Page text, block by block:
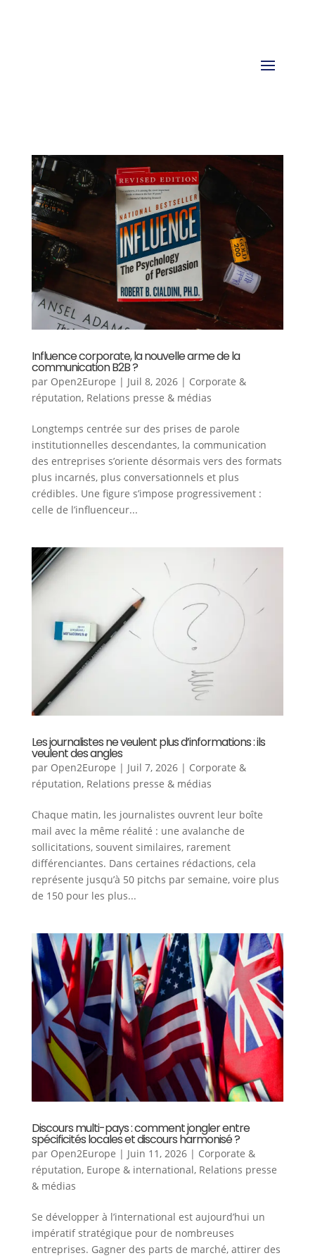
Influence corporate, la nouvelle arme de la
communication B2B ?
par Open2Europe | Juil 8, 2026| Corporate &
réputation, Relations presse & médias
Longtemps centrée sur des prises de parole
institutionnelles descendantes, la communication
des entreprises s’oriente désormais vers des formats
plus incarnés, plus conversationnels et plus
crédibles. Une figure s’impose progressivement :
celle de l’influenceur...
Les journalistes ne veulent plus d’informations : ils
veulent des angles
par Open2Europe | Juil 7, 2026| Corporate &
réputation, Relations presse & médias
Chaque matin, les journalistes ouvrent leur boîte
mail avec la même réalité : une avalanche de
sollicitations, souvent similaires, rarement
différenciantes. Dans certaines rédactions, cela
représente jusqu’à 50 pitchs par semaine, voire plus
de 150 pour les plus...
Discours multi-pays : comment jongler entre
spécificités locales et discours harmonisé ?
par Open2Europe | Juin 11, 2026| Corporate &
réputation, Europe & international, Relations presse
& médias
Se développer à l’international est aujourd’hui un
impératif stratégique pour de nombreuses
entreprises. Gagner des parts de marché, attirer des